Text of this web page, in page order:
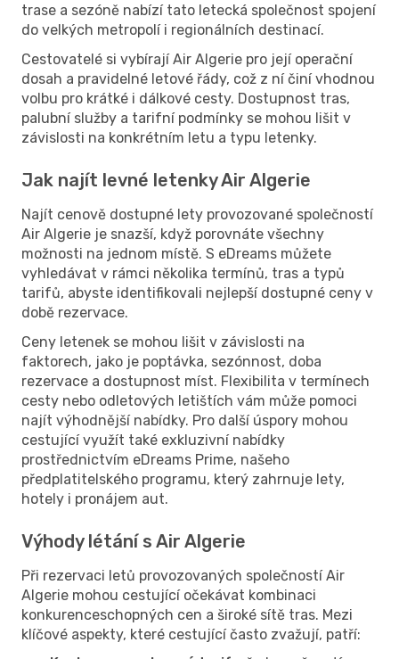
trase a sezóně nabízí tato letecká společnost spojení
do velkých metropolí i regionálních destinací.
Cestovatelé si vybírají Air Algerie pro její operační
dosah a pravidelné letové řády, což z ní činí vhodnou
volbu pro krátké i dálkové cesty. Dostupnost tras,
palubní služby a tarifní podmínky se mohou lišit v
závislosti na konkrétním letu a typu letenky.
Jak najít levné letenky Air Algerie
Najít cenově dostupné lety provozované společností
Air Algerie je snazší, když porovnáte všechny
možnosti na jednom místě. S eDreams můžete
vyhledávat v rámci několika termínů, tras a typů
tarifů, abyste identifikovali nejlepší dostupné ceny v
době rezervace.
Ceny letenek se mohou lišit v závislosti na
faktorech, jako je poptávka, sezónnost, doba
rezervace a dostupnost míst. Flexibilita v termínech
cesty nebo odletových letištích vám může pomoci
najít výhodnější nabídky. Pro další úspory mohou
cestující využít také exkluzivní nabídky
prostřednictvím eDreams Prime, našeho
předplatitelského programu, který zahrnuje lety,
hotely i pronájem aut.
Výhody létání s Air Algerie
Při rezervaci letů provozovaných společností Air
Algerie mohou cestující očekávat kombinaci
konkurenceschopných cen a široké sítě tras. Mezi
klíčové aspekty, které cestující často zvažují, patří: